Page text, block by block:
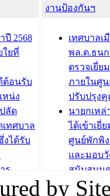
ง
อาชีพ
การ
)
วารินชำร
ถนนแก่เ
เด็กเล็ก
เทศบาลเ
ปรึกษาห
วัยของอ
บทความ อื่นๆ ...
ปี 2568
ใยที่
ต้อนรับ
หน่ง
ลัด
ทศบาล
งได้รับ
ร
าร
งานป้องกันฯ
เทศบาลเ
พล.ต.ธน
ตรวจเยี่ย
ภายในศู
ปรับปรุง
นายกเห
ได้เข้าเยี่
ศูนย์พักพิ
และมอบ
สนับสนุน
ภัยน้ำท่วม
by